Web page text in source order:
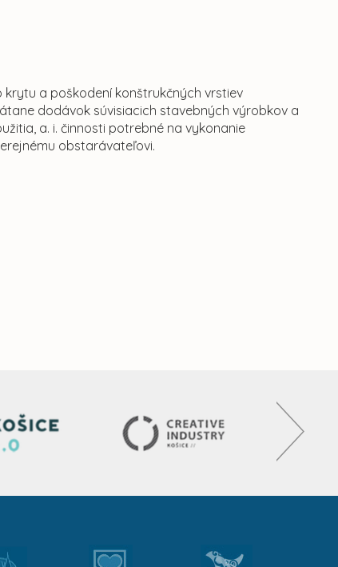
a poškodení konštrukčných vrstiev
dodávok súvisiacich stavebných výrobkov a
a. i. činnosti potrebné na vykonanie
obstarávateľovi.